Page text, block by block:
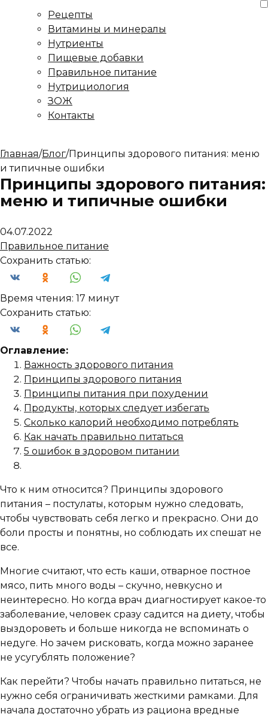
Рецепты
Витамины и минералы
Нутриенты
Пищевые добавки
Правильное питание
Нутрициология
ЗОЖ
Контакты
Главная/Блог/Принципы здорового питания: меню
и типичные ошибки
Принципы здорового питания:
меню и типичные ошибки
04.07.2022
Правильное питание
Сохранить статью:
Время чтения: 17 минут
Сохранить статью:
Оглавление:
Важность здорового питания
Принципы здорового питания
Принципы питания при похудении
Продукты, которых следует избегать
Сколько калорий необходимо потреблять
Как начать правильно питаться
5 ошибок в здоровом питании
Что к ним относится? Принципы здорового
питания – постулаты, которым нужно следовать,
чтобы чувствовать себя легко и прекрасно. Они до
боли просты и понятны, но соблюдать их спешат не
все.
Многие считают, что есть каши, отварное постное
мясо, пить много воды – скучно, невкусно и
неинтересно. Но когда врач диагностирует какое-то
заболевание, человек сразу садится на диету, чтобы
выздороветь и больше никогда не вспоминать о
недуге. Но зачем рисковать, когда можно заранее
не усугублять положение?
Как перейти? Чтобы начать правильно питаться, не
нужно себя ограничивать жесткими рамками. Для
начала достаточно убрать из рациона вредные